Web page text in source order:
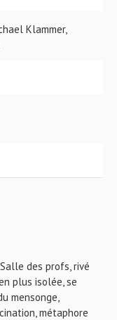
Klammer,
des profs, rivé
plus isolée, se
mensonge,
métaphore